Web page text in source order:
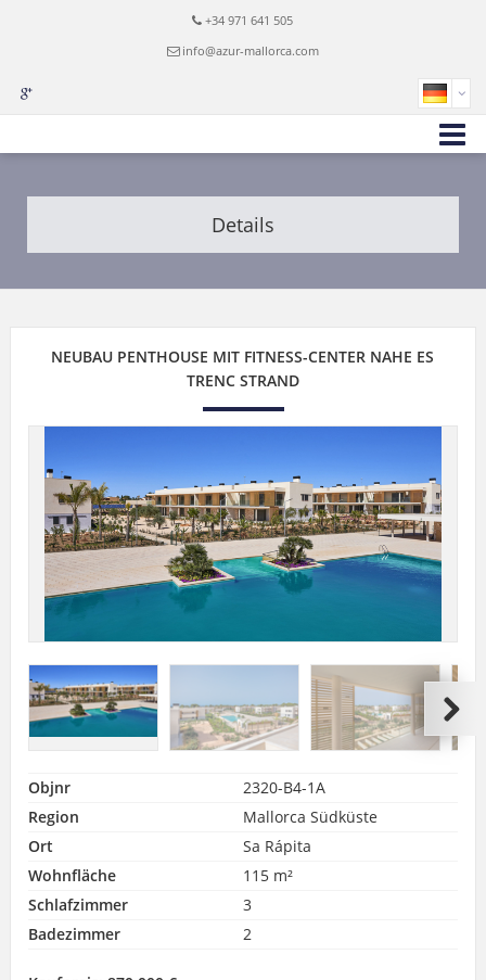
+34 971 641 505
info@azur-mallorca.com
Details
NEUBAU PENTHOUSE MIT FITNESS-CENTER NAHE ES
TRENC STRAND
Objnr
2320-B4-1A
Region
Mallorca Südküste
Ort
Sa Rápita
Wohnfläche
115 m²
Schlafzimmer
3
Badezimmer
2